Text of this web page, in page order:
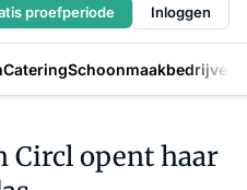
proefperiode Inloggen
CateringSchoonmaakbedrijven
Circl opent haar